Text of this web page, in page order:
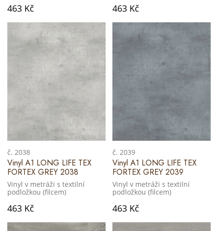
463 Kč 463 Kč
č. 2038
Vinyl A1 LONG LIFE TEX
FORTEX GREY 2038
Vinyl v metráži s textilní
podložkou (filcem)
463 Kč
č. 2039
Vinyl A1 LONG LIFE TEX
FORTEX GREY 2039
Vinyl v metráži s textilní
podložkou (filcem)
463 Kč